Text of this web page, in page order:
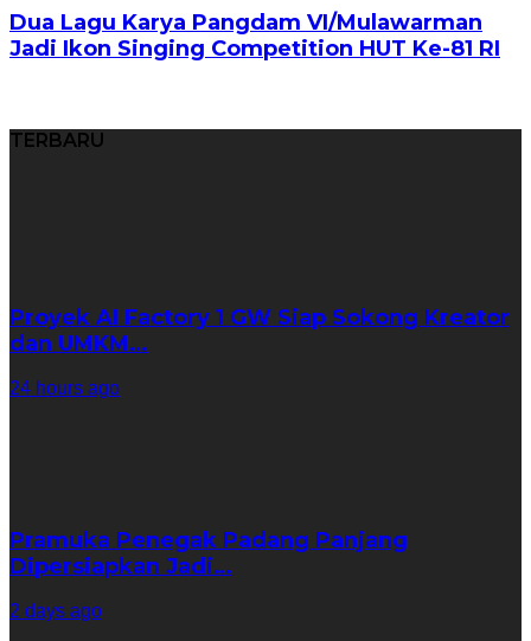
Dua Lagu Karya Pangdam VI/Mulawarman
Jadi Ikon Singing Competition HUT Ke-81 RI
TERBARU
Proyek AI Factory 1 GW Siap Sokong Kreator
dan UMKM…
24 hours ago
Pramuka Penegak Padang Panjang
Dipersiapkan Jadi…
2 days ago